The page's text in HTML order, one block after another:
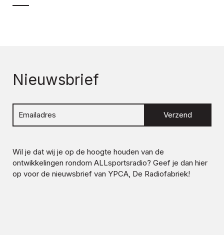
Nieuwsbrief
Verzend
Wil je dat wij je op de hoogte houden van de
ontwikkelingen rondom ALLsportsradio? Geef je dan hier
op voor de nieuwsbrief van YPCA, De Radiofabriek!